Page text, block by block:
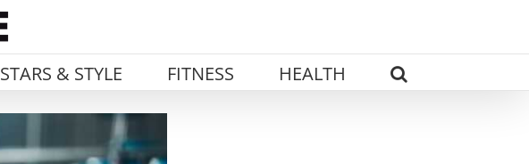
STARS & STYLE FITNESS HEALTH